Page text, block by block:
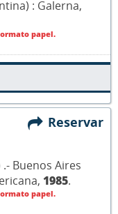
: Galerna,
papel.
Reservar
Buenos Aires
1985.
papel.